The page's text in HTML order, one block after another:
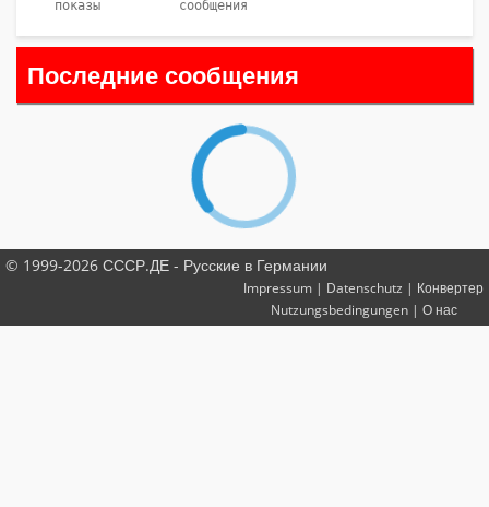
показы сообщения
Последние сообщения
© 1999-2026 СССР.ДЕ - Русские в Германии
Impressum | Datenschutz | Конвертер
Nutzungsbedingungen| О нас